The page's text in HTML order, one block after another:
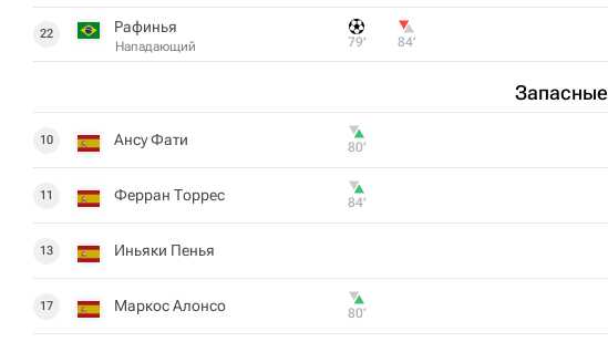
22 Рафинья
Нападающий 79‎’‎ 84‎’‎
Запасные
10 Ансу Фати 80‎’‎
11 Ферран Торрес 84‎’‎
13 Иньяки Пенья
17 Маркос Алонсо 80‎’‎